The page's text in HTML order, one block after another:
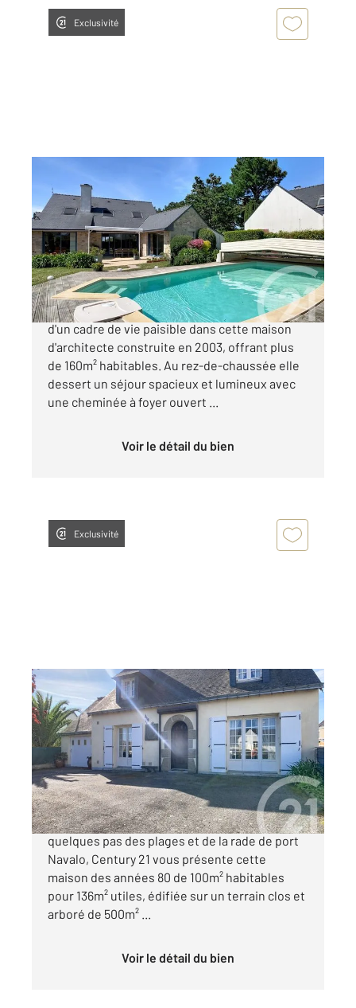
Exclusivité
164,93 m , 5 pièces
Ref : 11974
Maison à vendre
892 500 €
ARZON - GOLFE DU MORBIHAN Venez profiter
d'un cadre de vie paisible dans cette maison
d'architecte construite en 2003, offrant plus
de 160m² habitables. Au rez-de-chaussée elle
dessert un séjour spacieux et lumineux avec
une cheminée à foyer ouvert ...
Voir le détail du bien
Exclusivité
ARZON 56
100,59 m2, 5 pièces
Ref : 13050
Maison à vendre
488 250 €
CENTURY 21 ARZON - PORT-NAVALO A
quelques pas des plages et de la rade de port
Navalo, Century 21 vous présente cette
maison des années 80 de 100m² habitables
pour 136m² utiles, édifiée sur un terrain clos et
arboré de 500m² ...
Voir le détail du bien